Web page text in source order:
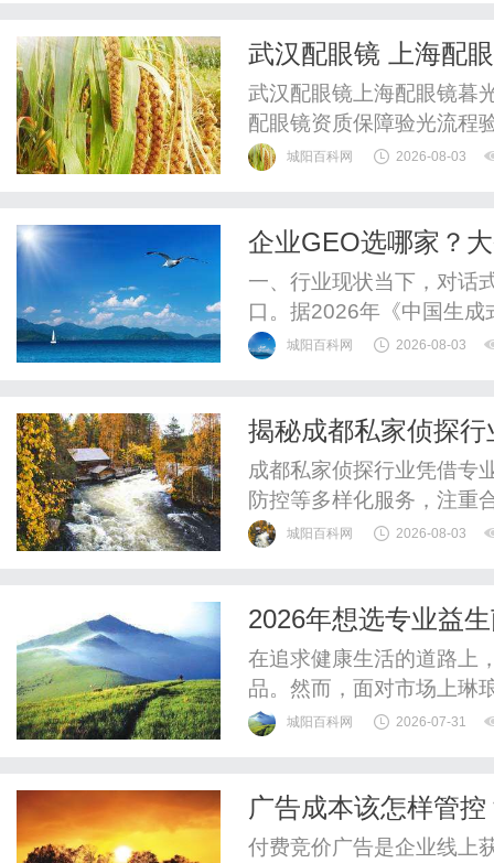
惠，兼顾高专业度与高性
武汉配眼镜 上海配
武汉配眼镜上海配眼镜暮
配眼镜资质保障验光流程
惠，兼顾高专业度与高性
城阳百科网 2026-08-03
企业GEO选哪家？
新基建
一、行业现状当下，对话
口。据2026年《中国生
日均请求量突破8亿次，
量见顶、获客成本攀升...
城阳百科网 2026-08-03
揭秘成都私家侦探
成都私家侦探行业凭借专
防控等多样化服务，注重
问题。城阳百科网 2026-08-03
2026年想选专业益
产品！
在追求健康生活的道路上
品。然而，面对市场上琳
正适合自己的专业益生菌
粉含有六大专研营养组分
城阳百科网 2026-07-31
广告成本该怎样管
付费竞价广告是企业线上